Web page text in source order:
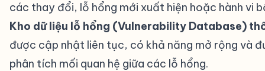
các thay đổi, lỗ hổng mới xuất hiện hoặc hành vi
Kho dữ liệu lỗ hổng (Vulnerability Database)
được cập nhật liên tục, có khả năng mở rộng và
phân tích mối quan hệ giữa các lỗ hổng.